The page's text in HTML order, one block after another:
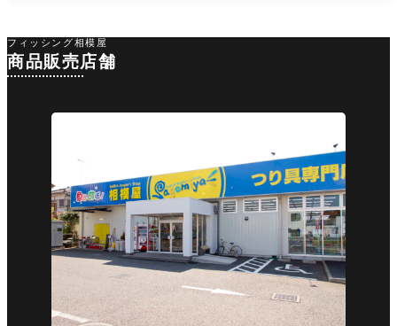
フィッシング相模屋
商品販売店舗